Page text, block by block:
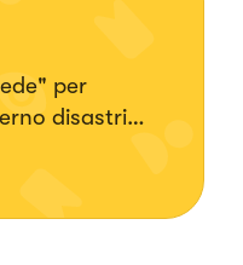
per
disastri